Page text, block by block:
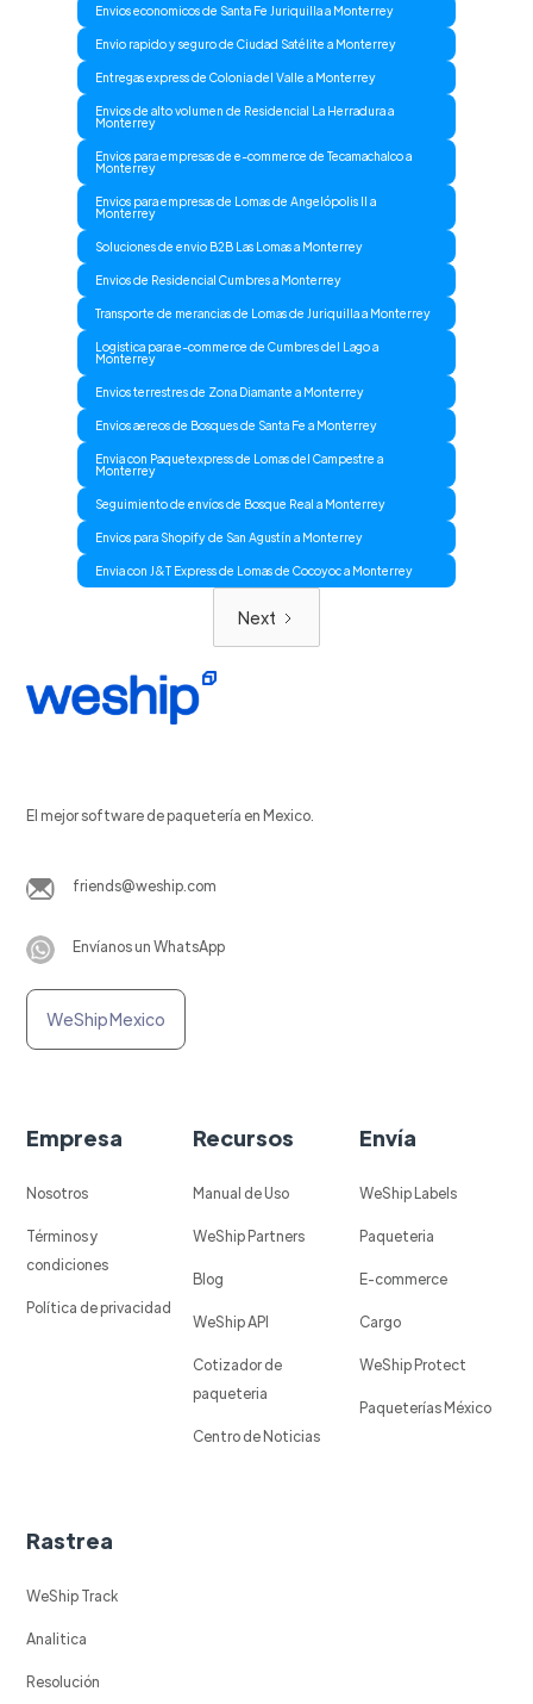
Envios economicos de Santa Fe Juriquilla a Monterrey
Envio rapido y seguro de Ciudad Satélite a Monterrey
Entregas express de Colonia del Valle a Monterrey
Envios de alto volumen de Residencial La Herradura a
Monterrey
Envios para empresas de e-commerce de Tecamachalco a
Monterrey
Envios para empresas de Lomas de Angelópolis II a
Monterrey
Soluciones de envio B2B Las Lomas a Monterrey
Envios de Residencial Cumbres a Monterrey
Transporte de merancias de Lomas de Juriquilla a Monterrey
Logistica para e-commerce de Cumbres del Lago a
Monterrey
Envios terrestres de Zona Diamante a Monterrey
Envios aereos de Bosques de Santa Fe a Monterrey
Envia con Paquetexpress de Lomas del Campestre a
Monterrey
Seguimiento de envíos de Bosque Real a Monterrey
Envios para Shopify de San Agustín a Monterrey
Envia con J&T Express de Lomas de Cocoyoc a Monterrey
Next
El mejor software de paquetería en Mexico.
friends@weship.com
Envíanos un WhatsApp
WeShip Mexico
Empresa
Nosotros
Términos y
condiciones
Política de privacidad
Recursos
Manual de Uso
WeShip Partners
Blog
WeShip API
Cotizador de
paqueteria
Centro de Noticias
Envía
WeShip Labels
Paqueteria
E-commerce
Cargo
WeShip Protect
Paqueterías México
Rastrea
WeShip Track
Analitica
Resolución